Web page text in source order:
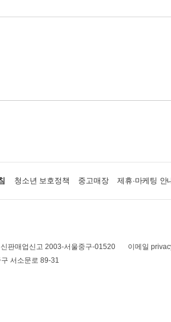
청소년 보호정책 중고매장 제휴·마케팅 안
판매업신고 2003-서울중구-01520
이메일
서소문로 89-31